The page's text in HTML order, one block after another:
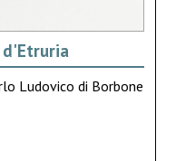
d'Etruria
Ludovico di Borbone